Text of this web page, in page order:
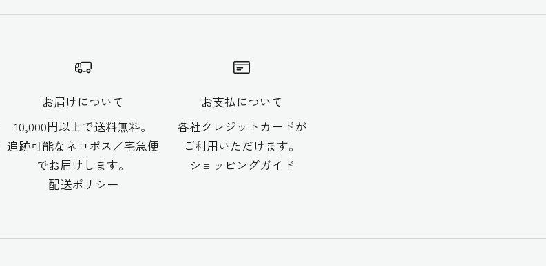
お届けについて
10,000円以上で送料無料。
追跡可能なネコポス／宅急便
でお届けします。
配送ポリシー
お支払について
各社クレジットカードが
ご利用いただけます。
ショッピングガイド